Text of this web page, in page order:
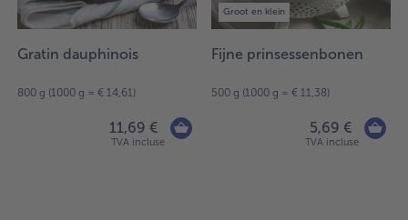
Gratin dauphinois
800 g (1000 g = € 14,61)
11,69 €
TVA incluse
Groot en klein
Fijne prinsessenbonen
500 g (1000 g = € 11,38)
5,69 €
TVA incluse